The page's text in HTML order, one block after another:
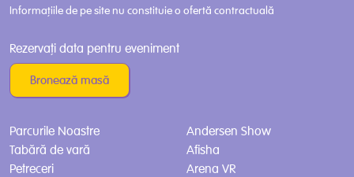
Informațiile de pe site nu constituie o ofertă contractuală
Rezervați data pentru eveniment
Bronează masă
Parcurile Noastre
Tabără de vară
Petreceri
Andersen Show
Afisha
Arena VR